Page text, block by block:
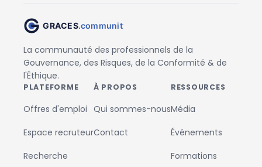
La communauté des professionnels de la
Gouvernance, des Risques, de la Conformité & de
l'Éthique.
PLATEFORME
Offres d'emploi
Espace recruteur
Recherche
À PROPOS
Qui sommes-nous
Contact
RESSOURCES
Média
Événements
Formations